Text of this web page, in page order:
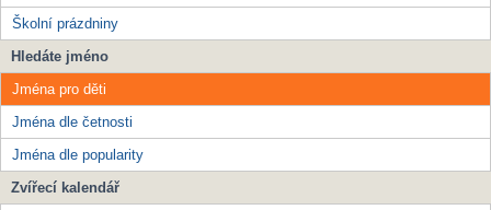
Školní prázdniny
Hledáte jméno
Jména pro děti
Jména dle četnosti
Jména dle popularity
Zvířecí kalendář